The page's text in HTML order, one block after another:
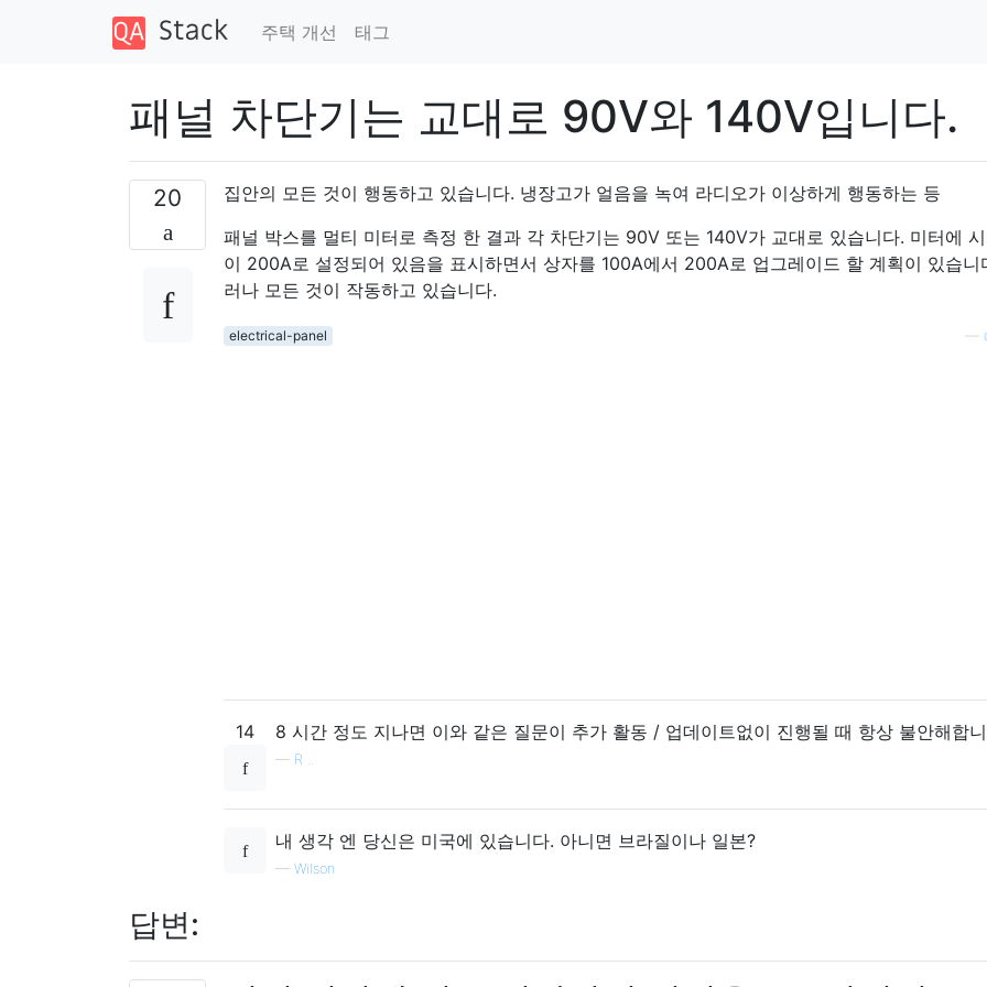
주택 개선 태그
패널 차단기는 교대로 90V와 140V입니다.
20
집안의 모든 것이 행동하고 있습니다. 냉장고가 얼음을 녹여 라디오가 이상하게 행동하는 등
패널 박스를 멀티 미터로 측정 한 결과 각 차단기는 90V 또는 140V가 교대로 있습니다. 미터에
이 200A로 설정되어 있음을 표시하면서 상자를 100A에서 200A로 업그레이드 할 계획이 있습니
러나 모든 것이 작동하고 있습니다.
electrical-panel
14 8 시간 정도 지나면 이와 같은 질문이 추가 활동 / 업데이트없이 진행될 때 항상 불안해합
— R ..
내 생각 엔 당신은 미국에 있습니다. 아니면 브라질이나 일본?
— Wilson
답변: